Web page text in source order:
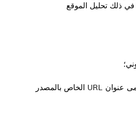
في ذلك تحليل الموقع
• عنوان الموقع الإلكتروني الذي تم الدخول منه إلى العرض الإلكتروني (والذي يسمى عنوان URL الخاص بالمصدر